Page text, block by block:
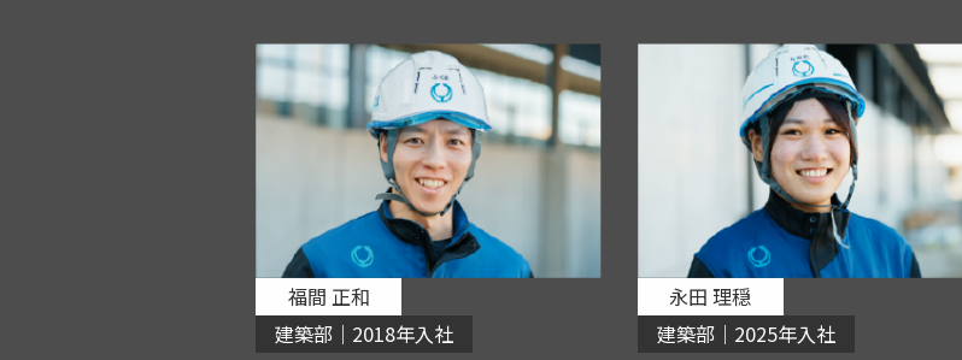
福間 正和
建築部｜2018年入社
永田 理穏
建築部｜2025年入社